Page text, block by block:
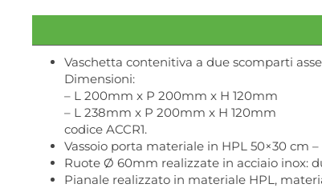
Vaschetta contenitiva a due scomparti
Dimensioni:
– L 200mm x P 200mm x H 120mm
– L 238mm x P 200mm x H 120mm
codice ACCR1.
Vassoio porta materiale in HPL 50×30 cm –
Ruote Ø 60mm realizzate in acciaio inox:
Pianale realizzato in materiale HPL,